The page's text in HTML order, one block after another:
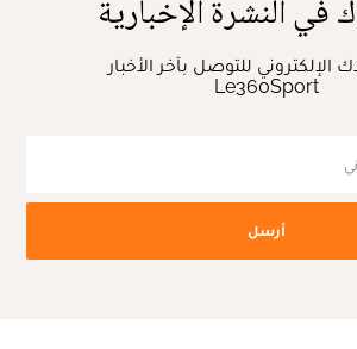
في النشرة الإخبارية
الإلكتروني للتوصل بآخر الأخبار
Le360Sport
أرسل